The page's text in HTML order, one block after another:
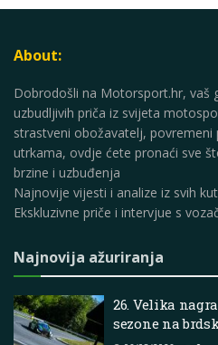
About:
Dobrodošli na Motorsport.hr, vaš
uzbudljivih priča iz svijeta
strastveni obožavatelj,
utrkama, ovdje ćete pronaći sve
brzine i uzbuđenja
Najnovije vijesti i analize iz svih
Ekskluzivne priče i intervjue s
Najnovija ažuriranja
26. Velika
sezone na